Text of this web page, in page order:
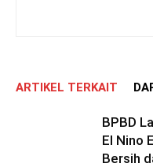
ARTIKEL TERKAIT
BPBD
El Nino
Bersih